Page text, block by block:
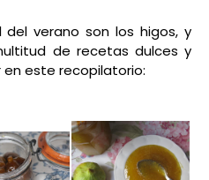
verano son los higos, y
de recetas dulces y
este recopilatorio: